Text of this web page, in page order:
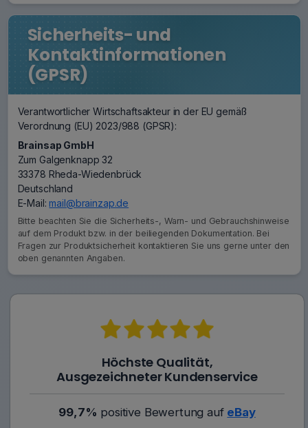
Sicherheits- und
Kontaktinformationen
(GPSR)
Verantwortlicher Wirtschaftsakteur in der EU gemäß
Verordnung (EU) 2023/988 (GPSR):
Brainsap GmbH
Zum Galgenknapp 32
33378 Rheda-Wiedenbrück
Deutschland
E-Mail:mail@brainzap.de
Bitte beachten Sie die Sicherheits-, Warn- und Gebrauchshinweise
auf dem Produkt bzw. in der beiliegenden Dokumentation. Bei
Fragen zur Produktsicherheit kontaktieren Sie uns gerne unter den
oben genannten Angaben.
Höchste Qualität,
Ausgezeichneter Kundenservice
99,7% positive Bewertung auf eBay